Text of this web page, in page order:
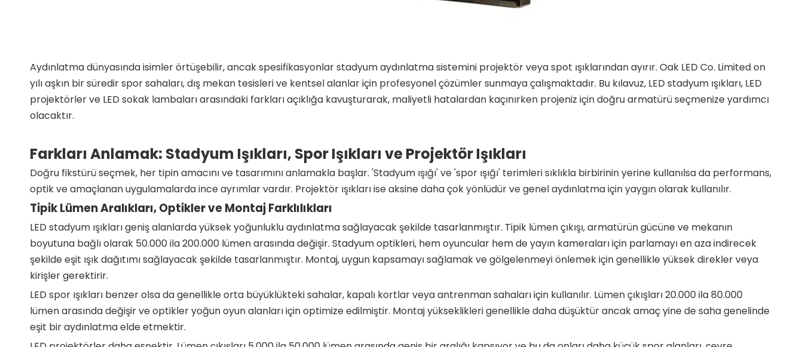
Aydınlatma dünyasında isimler örtüşebilir, ancak spesifikasyonlar stadyum aydınlatma sistemini projektör veya spot ışıklarından ayırır. Oak LED Co. Limited on
yılı aşkın bir süredir spor sahaları, dış mekan tesisleri ve kentsel alanlar için profesyonel çözümler sunmaya çalışmaktadır. Bu kılavuz, LED stadyum ışıkları, LED
projektörler ve LED sokak lambaları arasındaki farkları açıklığa kavuşturarak, maliyetli hatalardan kaçınırken projeniz için doğru armatürü seçmenize yardımcı
olacaktır.
Farkları Anlamak: Stadyum Işıkları, Spor Işıkları ve Projektör Işıkları
Doğru fikstürü seçmek, her tipin amacını ve tasarımını anlamakla başlar. 'Stadyum ışığı' ve 'spor ışığı' terimleri sıklıkla birbirinin yerine kullanılsa da performans,
optik ve amaçlanan uygulamalarda ince ayrımlar vardır. Projektör ışıkları ise aksine daha çok yönlüdür ve genel aydınlatma için yaygın olarak kullanılır.
Tipik Lümen Aralıkları, Optikler ve Montaj Farklılıkları
LED stadyum ışıkları geniş alanlarda yüksek yoğunluklu aydınlatma sağlayacak şekilde tasarlanmıştır. Tipik lümen çıkışı, armatürün gücüne ve mekanın
boyutuna bağlı olarak 50.000 ila 200.000 lümen arasında değişir. Stadyum optikleri, hem oyuncular hem de yayın kameraları için parlamayı en aza indirecek
şekilde eşit ışık dağıtımı sağlayacak şekilde tasarlanmıştır. Montaj, uygun kapsamayı sağlamak ve gölgelenmeyi önlemek için genellikle yüksek direkler veya
kirişler gerektirir.
LED spor ışıkları benzer olsa da genellikle orta büyüklükteki sahalar, kapalı kortlar veya antrenman sahaları için kullanılır. Lümen çıkışları 20.000 ila 80.000
lümen arasında değişir ve optikler yoğun oyun alanları için optimize edilmiştir. Montaj yükseklikleri genellikle daha düşüktür ancak amaç yine de saha genelinde
eşit bir aydınlatma elde etmektir.